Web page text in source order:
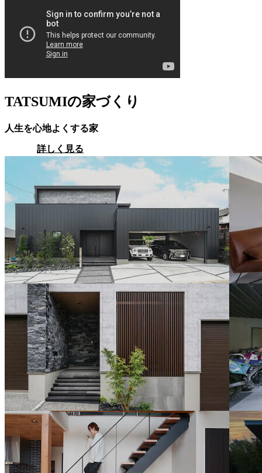
TATSUMIの家づくり
人生を心地よくする家
詳しく見る